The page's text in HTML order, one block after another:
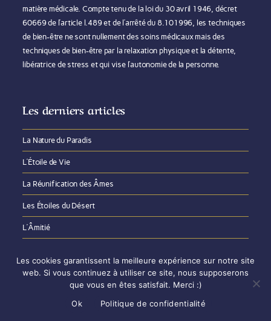
matière médicale. Compte tenu de la loi du 30 avril 1946, décret
60669 de l’article l.489 et de l’arrêté du 8.101996, les techniques
de bien-être ne sont nullement des soins médicaux mais des
techniques de bien-être par la relaxation physique et la détente,
libératrice de stress et qui vise l’autonomie de la personne.
Les derniers articles
La Nature du Paradis​
L’Étoile de Vie
La Réunification des Âmes
Les Étoiles du Désert
L’Âmitié
Mentions légales Politique de confidentialité
©Elixirs de Sagesse 2020_2026
Les cookies garantissent la meilleure expérience sur notre site
web. Si vous continuez à utiliser ce site, nous supposerons
que vous en êtes satisfait. Merci :)
Ok
Politique de confidentialité